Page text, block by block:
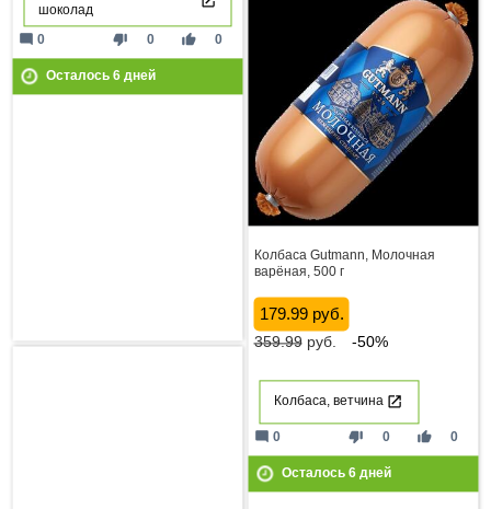
шоколад
thumb_down 0 thumb_up 0
mode_comment 0
Осталось 6дней
Колбаса Gutmann, Молочная
варёная, 500 г
179.99 руб.
359.99руб. -50%
Колбаса, ветчина
thumb_down 0 thumb_up 0
mode_comment 0
Осталось 6дней